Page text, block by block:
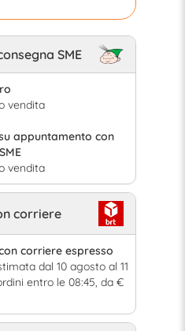
SME
vendita
appuntamento con
vendita
corriere
corriere espresso
dal 10 agosto al 11
entro le 08:45, da €